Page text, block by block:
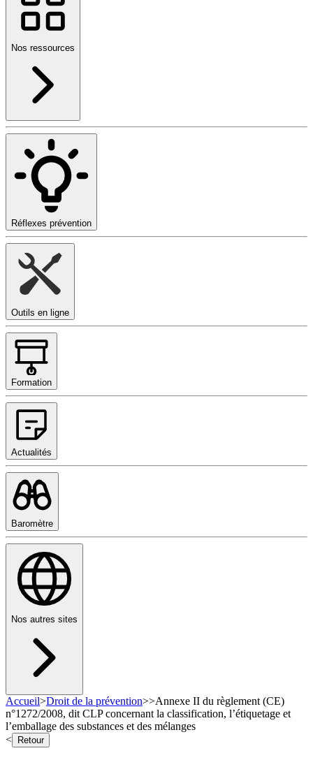
Nos ressources
Réflexes prévention
Outils en ligne
Formation
Actualités
Baromètre
Nos autres sites
Accueil>Droit de la prévention>>Annexe II du règlement (CE)
n°1272/2008, dit CLP concernant la classification, l’étiquetage et
l’emballage des substances et des mélanges
<
Retour